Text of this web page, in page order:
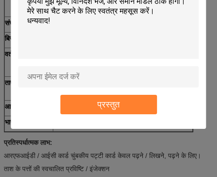
प्रस्तुत
मोटर: 300000 गुजरता
संचार
बिजली की आपूर्ति
वर्तमान खपत
तापमान / नमी
आयाम (LxWxH)
148x86x48mm
भार
प्रतिस्पर्धात्मक लाभ:
आरएफआईडी / आईसी कार्ड चुंबकीय पट्टी कार्ड केवल पढ़ने / लिखने, पढ़ने के लिए।
ताश के पत्तों की स्वचालित प्रविष्टि / इंजेक्शन